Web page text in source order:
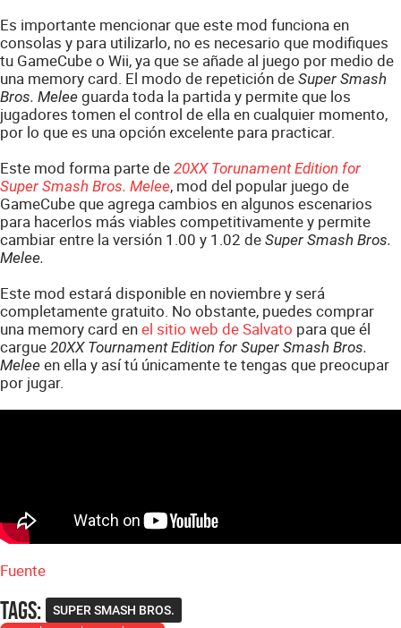
Es importante mencionar que este mod funciona en
consolas y para utilizarlo, no es necesario que modifiques
tu GameCube o Wii, ya que se añade al juego por medio de
una memory card. El modo de repetición de Super Smash
Bros. Melee guarda toda la partida y permite que los
jugadores tomen el control de ella en cualquier momento,
por lo que es una opción excelente para practicar.
Este mod forma parte de 20XX Torunament Edition for
Super Smash Bros. Melee, mod del popular juego de
GameCube que agrega cambios en algunos escenarios
para hacerlos más viables competitivamente y permite
cambiar entre la versión 1.00 y 1.02 de Super Smash Bros.
Melee.
Este mod estará disponible en noviembre y será
completamente gratuito. No obstante, puedes comprar
una memory card enel sitio web de Salvato para que él
cargue 20XX Tournament Edition for Super Smash Bros.
Melee en ella y así tú únicamente te tengas que preocupar
por jugar.
Fuente
Tags: SUPER SMASH BROS.